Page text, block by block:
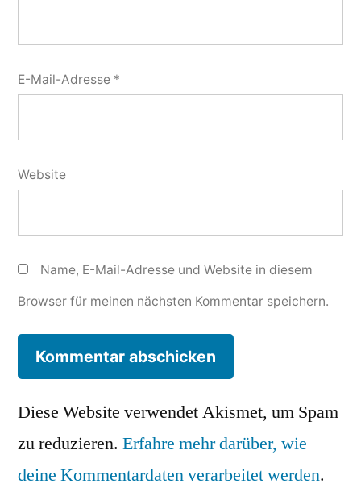
E-Mail-Adresse *
Website
Name, E-Mail-Adresse und Website in diesem
Browser für meinen nächsten Kommentar speichern.
Diese Website verwendet Akismet, um Spam
zu reduzieren. Erfahre mehr darüber, wie
deine Kommentardaten verarbeitet werden.